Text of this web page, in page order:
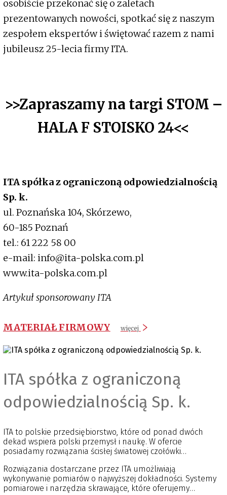
osobiście przekonać się o zaletach
prezentowanych nowości, spotkać się z naszym
zespołem ekspertów i świętować razem z nami
jubileusz 25-lecia firmy ITA.
>>Zapraszamy na targi STOM –
HALA F STOISKO 24<<
ITA spółka z ograniczoną odpowiedzialnością
Sp. k.
ul. Poznańska 104, Skórzewo,
60-185 Poznań
tel.: 61 222 58 00
e-mail: info@ita-polska.com.pl
www.ita-polska.com.pl
Artykuł sponsorowany ITA
MATERIAŁ FIRMOWY więcej
ITA spółka z ograniczoną
odpowiedzialnością Sp. k.
ITA to polskie przedsiębiorstwo, które od ponad dwóch
dekad wspiera polski przemysł i naukę. W ofercie
posiadamy rozwiązania ścisłej światowej czołówki
skrawających. Firma posiada cztery specjalizowane
laboratoria pomiarowo-badawcze, świadcząc usługi
metrologiczne i kalibracyjne. Posiadamy Certyfikat
Rozwiązania dostarczane przez ITA umożliwiają
wykonywanie pomiarów o najwyższej dokładności. Systemy
pomiarowe i narzędzia skrawające, które oferujemy